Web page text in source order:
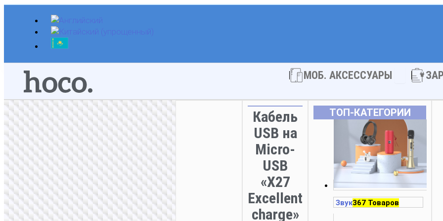
Перейти
содержимому
МОБ. АКСЕССУАРЫ Open МОБ.
Кабель
USB на
Micro-
USB
«X27
Excellent
charge»
ТОП‑КАТЕГОРИИ
Звук367 Товаров